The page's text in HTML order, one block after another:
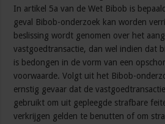
In artikel 5a van de Wet Bibob is
geval Bibob-onderzoek kan worden
beslissing wordt genomen over het
vastgoedtransactie, dan wel indien dat
is bedongen in de vorm van een
voorwaarde. Volgt uit het Bibob-
ernstig gevaar dat de
gebruikt om uit gepleegde strafbare
verkrijgen gelden te benutten of om